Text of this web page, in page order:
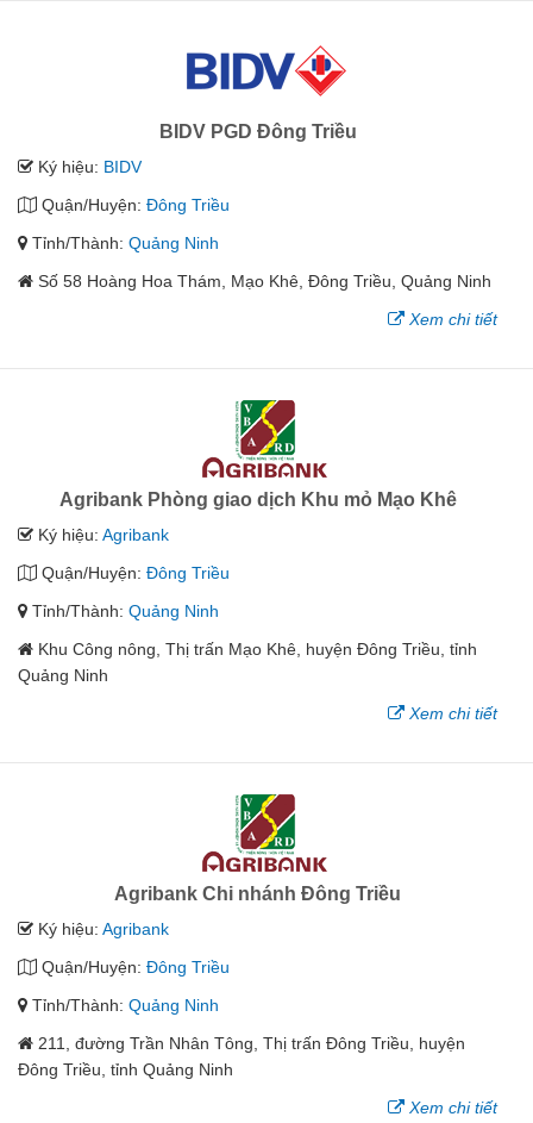
BIDV PGD Đông Triều
Ký hiệu: BIDV
Quận/Huyện: Đông Triều
Tỉnh/Thành: Quảng Ninh
Số 58 Hoàng Hoa Thám, Mạo Khê, Đông Triều, Quảng Ninh
Xem chi tiết
Agribank Phòng giao dịch Khu mỏ Mạo Khê
Ký hiệu: Agribank
Quận/Huyện: Đông Triều
Tỉnh/Thành: Quảng Ninh
Khu Công nông, Thị trấn Mạo Khê, huyện Đông Triều, tỉnh
Quảng Ninh
Xem chi tiết
Agribank Chi nhánh Đông Triều
Ký hiệu: Agribank
Quận/Huyện: Đông Triều
Tỉnh/Thành: Quảng Ninh
211, đường Trần Nhân Tông, Thị trấn Đông Triều, huyện
Đông Triều, tỉnh Quảng Ninh
Xem chi tiết